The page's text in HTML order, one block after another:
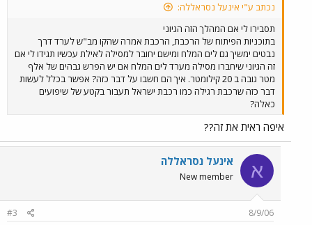
נכתב ע"י אינעל נסראללה:
תסבירו לי אם המהלך הזה הגיוני
בתוכניות הפיתוח של הרכבת, הרכבת אמרה שהקו מב"ש לערד דרך
נבטים ימשיך גם לים המלח ומישם יחובר למסילה לאילת עכשיו תגידו לי אם
זה הגיוני שיחברו מסילה מערד לים המלח אם יש הפרש גבהים של אלף
מטר גובה ב 20 קילומטר. איך הם חשבו על דבר כזה? אפשר בכלל לעשות
דבר כזה שרכבת רגילה כמו רכבת ישראל תעבור בקטע של שיפועים
כאלה?
איפה ראית את זה??
א אינעל נסראללה
New member
8/9/06
#3